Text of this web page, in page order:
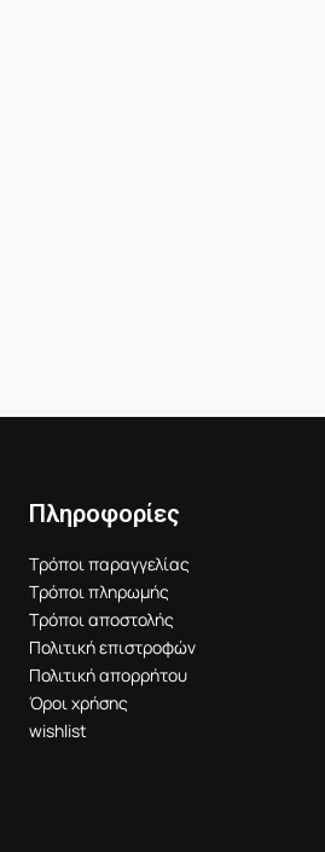
Πληροφορίες
Τρόποι παραγγελίας
Τρόποι πληρωμής
Τρόποι αποστολής
Πολιτική επιστροφών
Πολιτική απορρήτου
Όροι χρήσης
wishlist